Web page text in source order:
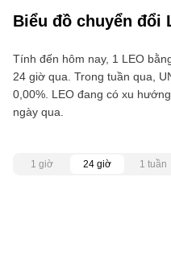
Biểu đồ chuyển đổi
Tính đến hôm nay, 1 LEO
24 giờ qua. Trong tuần qua,
0,00%. LEO đang có xu
ngày qua.
1 giờ 24 giờ 1 tuần